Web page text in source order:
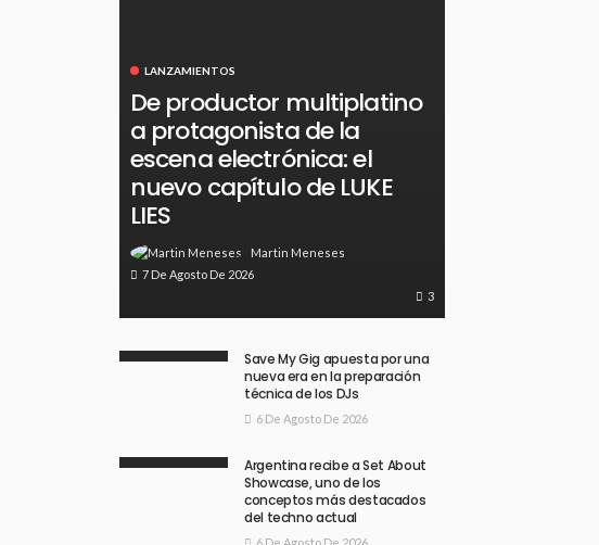
LANZAMIENTOS
De productor multiplatino
a protagonista de la
escena electrónica: el
nuevo capítulo de LUKE
LIES
Martin Meneses
7 De Agosto De 2026
3
Save My Gig apuesta por una
nueva era en la preparación
técnica de los DJs
6 De Agosto De 2026
Argentina recibe a Set About
Showcase, uno de los
conceptos más destacados
del techno actual